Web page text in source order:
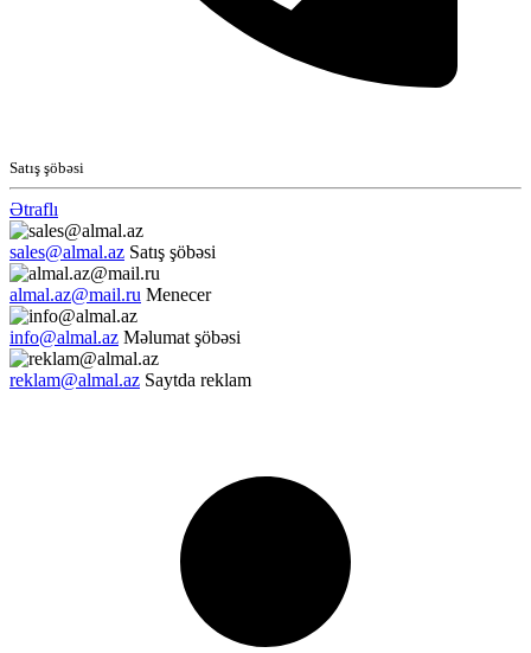
Satış şöbəsi
Ətraflı
sales@almal.az Satış şöbəsi
almal.az@mail.ru Menecer
info@almal.az Məlumat şöbəsi
reklam@almal.az Saytda reklam